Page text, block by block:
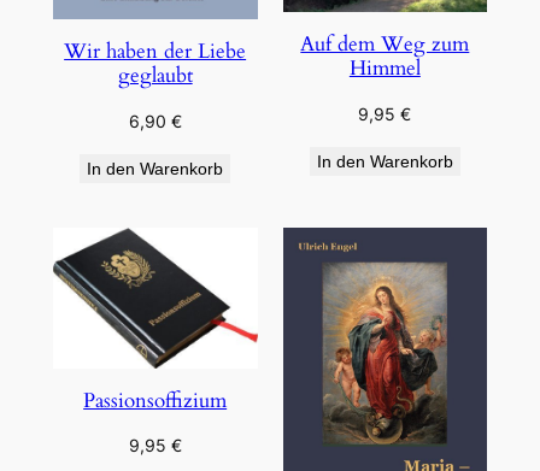
Wir haben der Liebe
geglaubt
6,90 €
In den Warenkorb
Auf dem Weg zum
Himmel
9,95€
In den Warenkorb
Passionsoffizium
9,95 €